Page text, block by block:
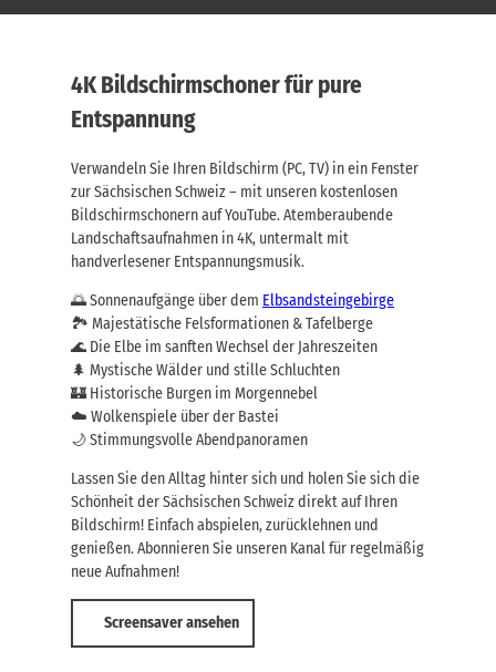
4K Bildschirmschoner für pure
Entspannung
Verwandeln Sie Ihren Bildschirm (PC, TV) in ein Fenster
zur Sächsischen Schweiz – mit unseren kostenlosen
Bildschirmschonern auf YouTube. Atemberaubende
Landschaftsaufnahmen in 4K, untermalt mit
handverlesener Entspannungsmusik.
🌅 Sonnenaufgänge über dem Elbsandsteingebirge
🏞️ Majestätische Felsformationen & Tafelberge
🌊 Die Elbe im sanften Wechsel der Jahreszeiten
🌲 Mystische Wälder und stille Schluchten
🏰 Historische Burgen im Morgennebel
☁️ Wolkenspiele über der Bastei
🌙 Stimmungsvolle Abendpanoramen
Lassen Sie den Alltag hinter sich und holen Sie sich die
Schönheit der Sächsischen Schweiz direkt auf Ihren
Bildschirm! Einfach abspielen, zurücklehnen und
genießen. Abonnieren Sie unseren Kanal für regelmäßig
neue Aufnahmen!
Screensaver ansehen